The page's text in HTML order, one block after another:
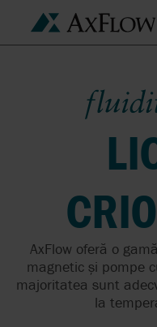
AxFlow oferă o
magnetic și pompe
majoritatea sunt
la